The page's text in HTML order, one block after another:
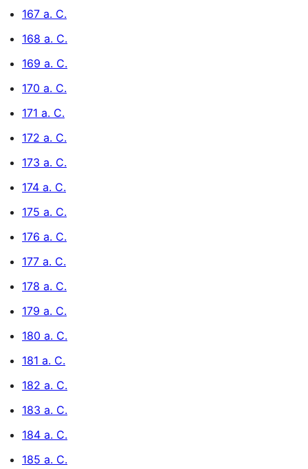
167 a. C.
168 a. C.
169 a. C.
170 a. C.
171 a. C.
172 a. C.
173 a. C.
174 a. C.
175 a. C.
176 a. C.
177 a. C.
178 a. C.
179 a. C.
180 a. C.
181 a. C.
182 a. C.
183 a. C.
184 a. C.
185 a. C.